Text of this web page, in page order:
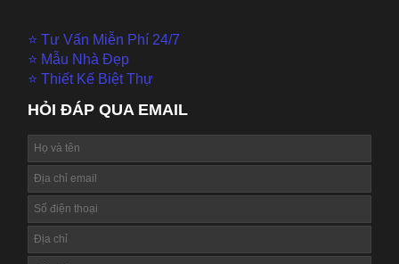
⭐ Tư Vấn Miễn Phí 24/7
⭐ Mẫu Nhà Đẹp
⭐ Thiết Kế Biệt Thự
HỎI ĐÁP QUA EMAIL